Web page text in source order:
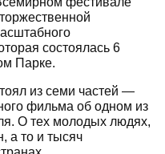
состоялась 6
Парке.
из семи частей —
фильма об одном из
О тех молодых людях,
а то и тысяч